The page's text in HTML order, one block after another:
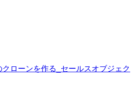
ローンを作る_セールスオブジェク